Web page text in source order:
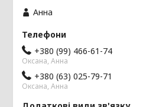
Анна
+380 (99) 466-61-74
Оксана, Анна
+380 (63) 025-79-71
Оксана, Анна